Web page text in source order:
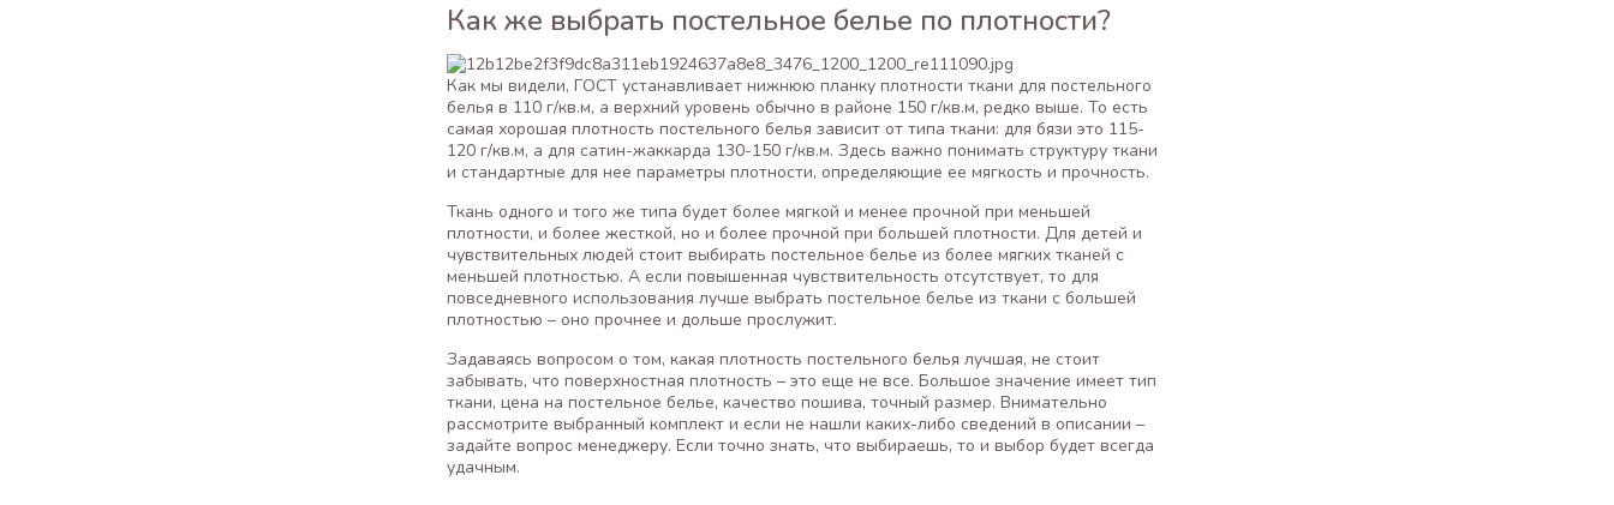
Как же выбрать постельное белье по плотности?
Как мы видели, ГОСТ устанавливает нижнюю планку плотности ткани для постельного
белья в 110 г/кв.м, а верхний уровень обычно в районе 150 г/кв.м, редко выше. То есть
самая хорошая плотность постельного белья зависит от типа ткани: для бязи это 115-
120 г/кв.м, а для сатин-жаккарда 130-150 г/кв.м. Здесь важно понимать структуру ткани
и стандартные для нее параметры плотности, определяющие ее мягкость и прочность.
Ткань одного и того же типа будет более мягкой и менее прочной при меньшей
плотности, и более жесткой, но и более прочной при большей плотности. Для детей и
чувствительных людей стоит выбирать постельное белье из более мягких тканей с
меньшей плотностью. А если повышенная чувствительность отсутствует, то для
повседневного использования лучше выбрать постельное белье из ткани с большей
плотностью – оно прочнее и дольше прослужит.
Задаваясь вопросом о том, какая плотность постельного белья лучшая, не стоит
забывать, что поверхностная плотность – это еще не все. Большое значение имеет тип
ткани, цена на постельное белье, качество пошива, точный размер. Внимательно
рассмотрите выбранный комплект и если не нашли каких-либо сведений в описании –
задайте вопрос менеджеру. Если точно знать, что выбираешь, то и выбор будет всегда
удачным.